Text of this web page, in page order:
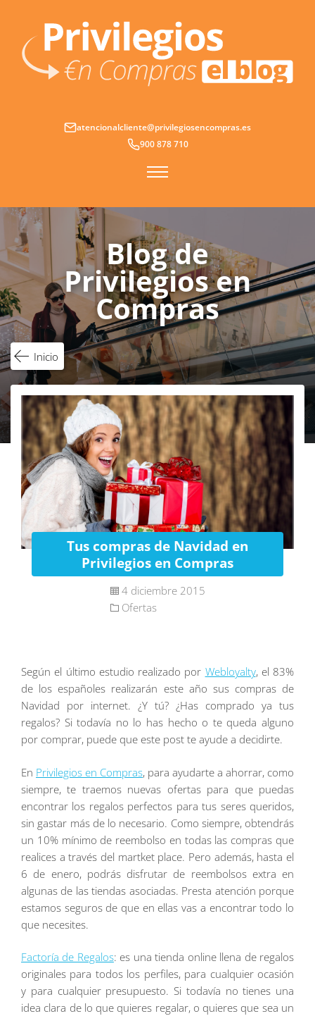
contenido
atencionalcliente@privilegiosencompras.es
900 878 710
Blog de
Privilegios en
Compras
Inicio
Tus compras de Navidad en
Privilegios en Compras
4 diciembre 2015
Ofertas
Según el último estudio realizado por Webloyalty, el 83%
de los españoles realizarán este año sus compras de
Navidad por internet. ¿Y tú? ¿Has comprado ya tus
regalos? Si todavía no lo has hecho o te queda alguno
por comprar, puede que este post te ayude a decidirte.
En Privilegios en Compras, para ayudarte a ahorrar, como
siempre, te traemos nuevas ofertas para que puedas
encontrar los regalos perfectos para tus seres queridos,
sin gastar más de lo necesario. Como siempre, obtendrás
un 10% mínimo de reembolso en todas las compras que
realices a través del martket place. Pero además, hasta el
6 de enero, podrás disfrutar de reembolsos extra en
algunas de las tiendas asociadas. Presta atención porque
estamos seguros de que en ellas vas a encontrar todo lo
que necesites.
Factoría de Regalos: es una tienda online llena de regalos
originales para todos los perfiles, para cualquier ocasión
y para cualquier presupuesto. Si todavía no tienes una
idea clara de lo que quieres regalar, o quieres que sea un